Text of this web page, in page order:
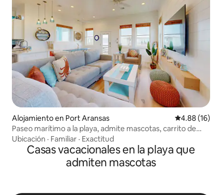
Alojamiento en Port Aransas Calificación
4.88 (16)
Paseo marítimo a la playa, admite mascotas, carrito de
golf
Ubicación · Familiar · Exactitud
Casas vacacionales en la playa que
admiten mascotas